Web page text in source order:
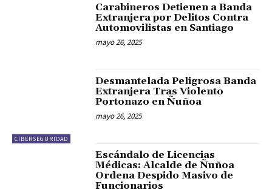
Carabineros Detienen a Banda
Extranjera por Delitos Contra
Automovilistas en Santiago
mayo 26, 2025
CIBERSEGURIDAD
Desmantelada Peligrosa Banda
Extranjera Tras Violento
Portonazo en Ñuñoa
mayo 26, 2025
Escándalo de Licencias
Médicas: Alcalde de Ñuñoa
Ordena Despido Masivo de
Funcionarios